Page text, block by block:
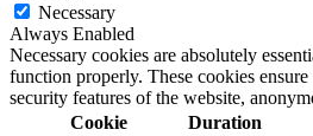
Necessary
Always Enabled
Necessary cookies are absolutely
function properly. These cookies
security features of the website,
Cookie
Duration